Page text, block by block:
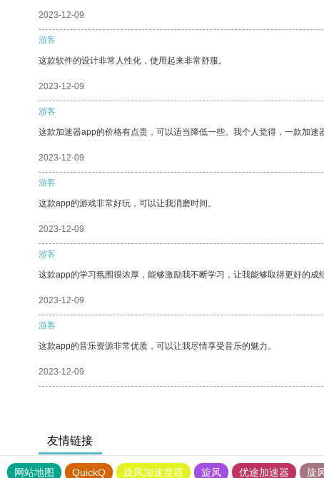
2023-12-09
游客
这款软件的设计非常人性化，使用起来非常舒服。
2023-12-09
游客
这款加速器app的价格有点贵，可以适当降低一些。我个人觉得，一款加速
2023-12-09
游客
这款app的游戏非常好玩，可以让我消磨时间。
2023-12-09
游客
这款app的学习氛围很浓厚，能够激励我不断学习，让我能够取得更好的成
2023-12-09
游客
这款app的音乐资源非常优质，可以让我尽情享受音乐的魅力。
2023-12-09
友情链接
网站地图 QuickQ 旋风加速度器 旋风 优途加速器 旋